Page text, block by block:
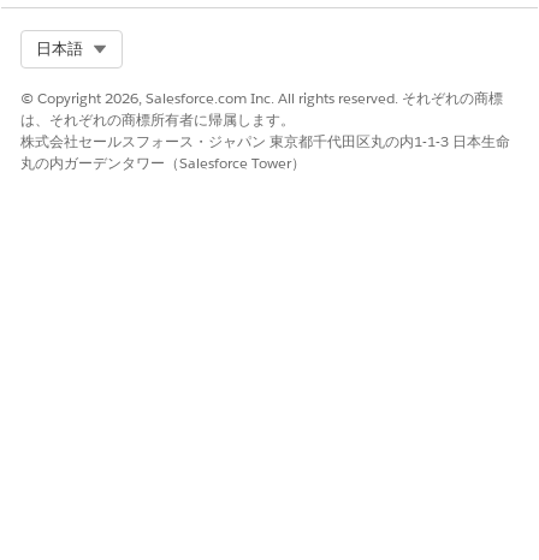
日本語
© Copyright 2026, Salesforce.com Inc. All rights reserved. それぞれの商標
は、それぞれの商標所有者に帰属します。
株式会社セールスフォース・ジャパン 東京都千代田区丸の内1-1-3 日本生命
丸の内ガーデンタワー（Salesforce Tower）